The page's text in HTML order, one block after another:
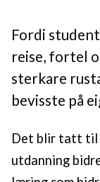
Fordi
reise, fortel
sterkare
bevisste på
Det blir tatt til
utdanning